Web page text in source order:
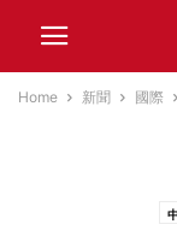
Home 新聞 國際